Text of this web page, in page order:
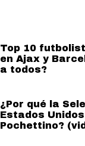
Top 10
en Ajax y
a todos?
¿Por qué la
Estados
Pochettino?